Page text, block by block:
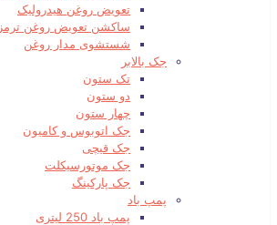
تعویض روغن هیدرولیک
ساکشن تعویض روغن ترمز
شستشوی مدار روغن
جک بالابر
تک ستون
دو ستون
چهار ستون
جک اتوبوس و کامیون
جک قیچی
جک موتورسیکلت
جک پارکینگ
پمپ باد
پمپ باد 250 لیتری